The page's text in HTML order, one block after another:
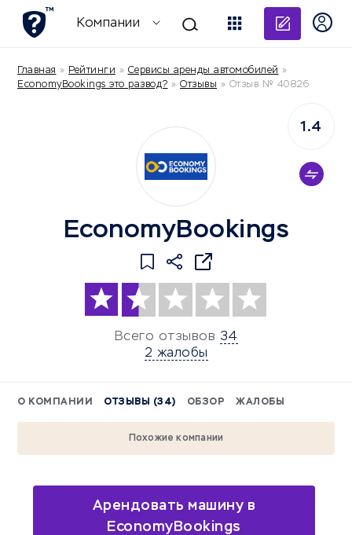
Компании
Главная » Рейтинги » Сервисы аренды автомобилей »
EconomyBookings это развод? » Отзывы » Отзыв № 40826
EconomyBookings
Всего отзывов 34
2 жалобы
1.4
О КОМПАНИИ ОТЗЫВЫ (34) ОБЗОР ЖАЛОБЫ
Похожие компании
Арендовать машину в
EconomyBookings